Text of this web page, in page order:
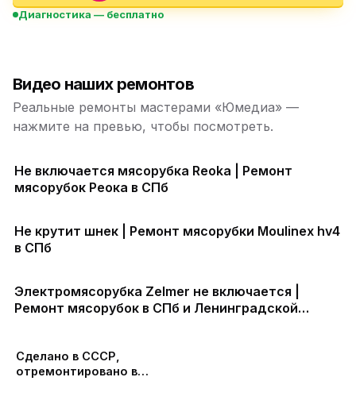
Диагностика — бесплатно
Видео наших ремонтов
Реальные ремонты мастерами «Юмедиа» —
нажмите на превью, чтобы посмотреть.
Не включается мясорубка Reoka | Ремонт
мясорубок Реока в СПб
Не крутит шнек | Ремонт мясорубки Moulinex hv4
в СПб
Электромясорубка Zelmer не включается |
Ремонт мясорубок в СПб и Ленинградской
Сделано в СССР,
отремонтировано в